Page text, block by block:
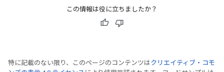
この情報は役に立ちましたか？
特に記載のない限り、このページのコンテンツはクリエイティブ・コモ